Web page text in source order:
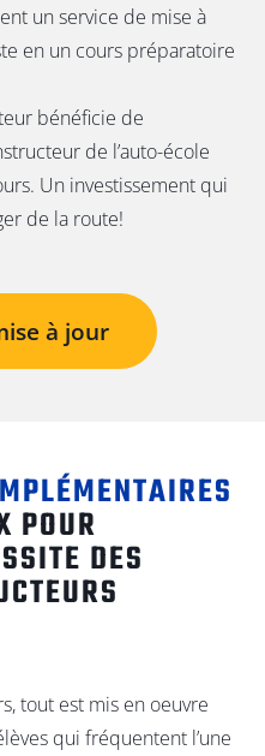
un service de mise à
en un cours préparatoire
bénéficie de
de l’auto-école
Un investissement qui
de la route!
à jour
POUR
DES
tout est mis en oeuvre
qui fréquentent l’une